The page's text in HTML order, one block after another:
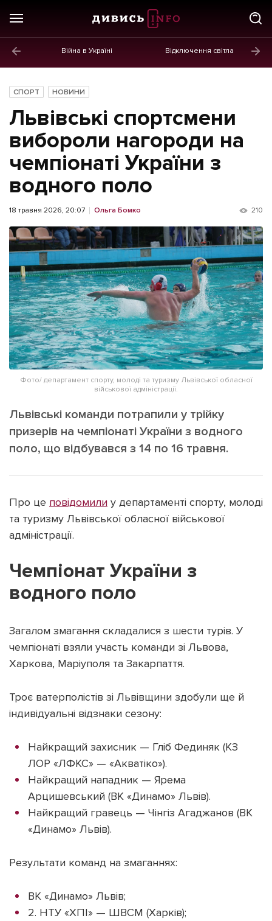
Війна в Україні Відключення світла
Новини
Політика
Економіка
Бізнес
Життя
Культура
Афіша
ІНШЕ
Інтерв'ю
Картки
Репортаж
Розслідування
Погляди
Лонгріди
Прес-релізи
Фото/Відео
Made in Lviv
Політика конфіденційності
Наші соц мережі
СПОРТ НОВИНИ
Львівські спортсмени
вибороли нагороди на
чемпіонаті України з
водного поло
18 травня 2026, 20:07 Ольга Бомко 210
Фото/ департамент спорту, молоді та туризму Львівської обласної
військової адміністрації.
Львівські команди потрапили у трійку
призерів на чемпіонаті України з водного
поло, що відбувався з 14 по 16 травня.
Про це повідомили у департаменті спорту, молоді
та туризму Львівської обласної військової
адміністрації.
Чемпіонат України з
водного поло
Загалом змагання складалися з шести турів. У
чемпіонаті взяли участь команди зі Львова,
Харкова, Маріуполя та Закарпаття.
Троє ватерполістів зі Львівщини здобули ще й
індивідуальні відзнаки сезону:
Найкращий захисник — Гліб Фединяк (КЗ
ЛОР «ЛФКС» — «Акватіко»).
Найкращий нападник — Ярема
Арцишевський (ВК «Динамо» Львів).
Найкращий гравець — Чінгіз Агаджанов (ВК
«Динамо» Львів).
Результати команд на змаганнях:
ВК «Динамо» Львів;
2. НТУ «ХПІ» — ШВСМ (Харків);